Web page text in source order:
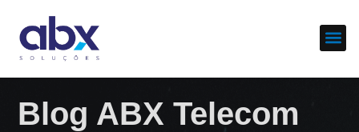
Blog ABX Telecom